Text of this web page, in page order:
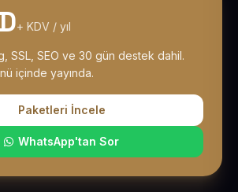
+ KDV / yıl
SSL, SEO ve 30 gün destek dahil.
içinde yayında.
Paketleri İncele
WhatsApp'tan Sor